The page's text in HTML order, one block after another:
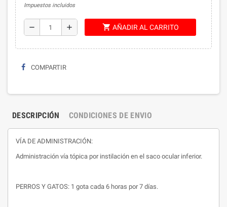
Impuestos incluidos
remove add shopping_cart AÑADIR AL CARRITO
COMPARTIR
DESCRIPCIÓN CONDICIONES DE ENVIO
VÍA DE ADMINISTRACIÓN:
Administración vía tópica por instilación en el saco ocular inferior.
PERROS Y GATOS: 1 gota cada 6 horas por 7 días.